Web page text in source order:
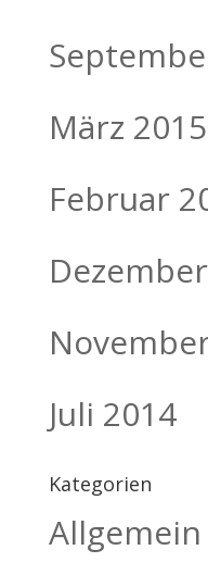
März 2015
Februar
Juli 2014
Kategorien
Allgemein